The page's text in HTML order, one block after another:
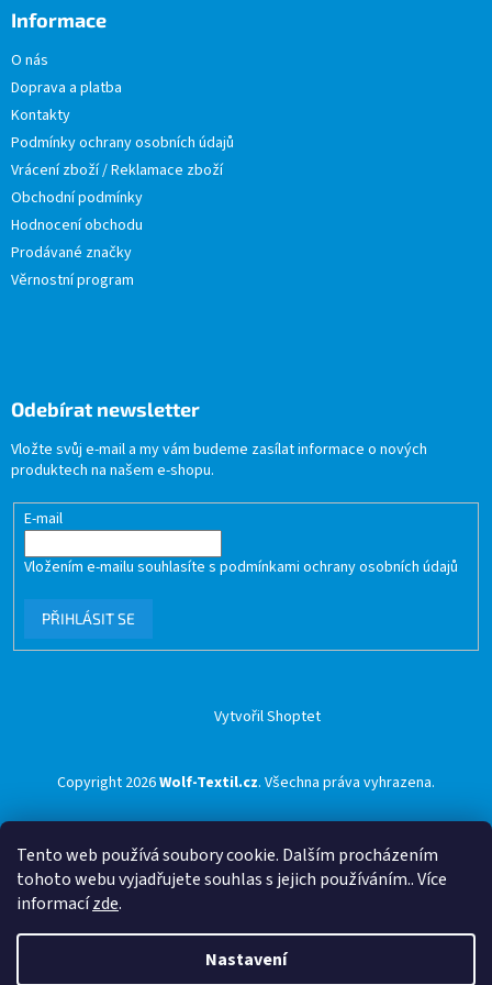
Tento web používá soubory cookie. Dalším procházením
tohoto webu vyjadřujete souhlas s jejich používáním.. Více
informacízde.
Nastavení
Informace
O nás
Doprava a platba
Kontakty
Podmínky ochrany osobních údajů
Vrácení zboží / Reklamace zboží
Obchodní podmínky
Hodnocení obchodu
Prodávané značky
Věrnostní program
Odebírat newsletter
Vložte svůj e-mail a my vám budeme zasílat informace o nových
produktech na našem e-shopu.
E-mail
Vložením e-mailu souhlasíte s podmínkami ochrany osobních údajů
PŘIHLÁSIT SE
Vytvořil Shoptet
Copyright 2026Wolf-Textil.cz. Všechna práva vyhrazena.